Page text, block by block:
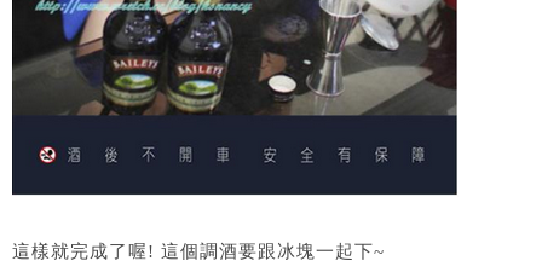
這樣就完成了喔! 這個調酒要跟冰塊一起下~